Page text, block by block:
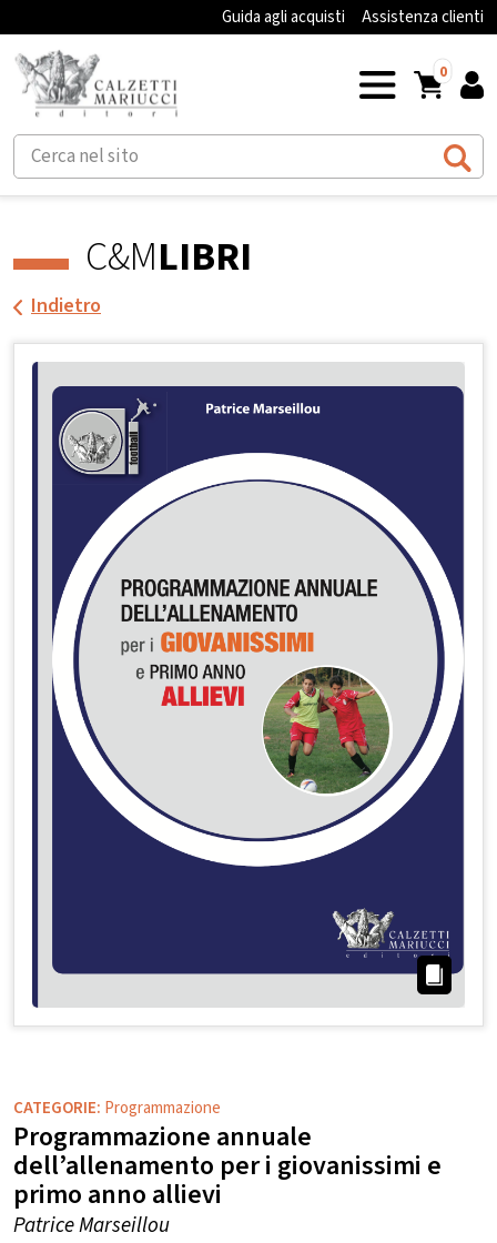
Guida agli acquisti Assistenza clienti
0
C&MLIBRI
Indietro
CATEGORIE: Programmazione
Programmazione annuale
dell’allenamento per i giovanissimi e
primo anno allievi
Patrice Marseillou